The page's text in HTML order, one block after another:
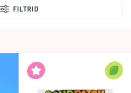
FILTRID